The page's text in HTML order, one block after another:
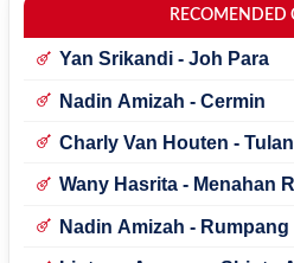
RECOMENDED
Yan Srikandi - Joh Para
Nadin Amizah - Cermin
Charly Van Houten -
Wany Hasrita - Menahan
Nadin Amizah - Rumpang